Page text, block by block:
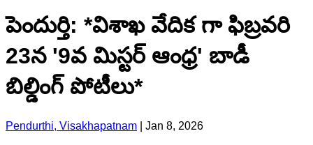
పెందుర్తి: *విశాఖ వేదిక గా ఫిబ్రవరి
23న '9వ మిస్టర్ ఆంధ్ర' బాడీ
బిల్డింగ్ పోటీలు*
Pendurthi, Visakhapatnam Jan 8, 2026